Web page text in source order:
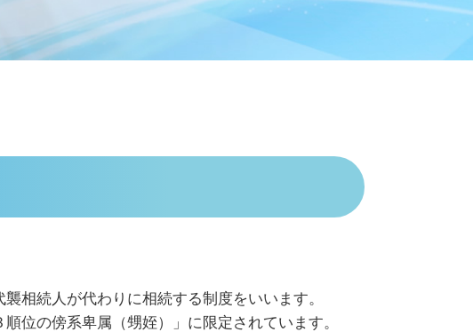
相続人が代わりに相続する制度をいいます。
位の傍系卑属（甥姪）」に限定されています。